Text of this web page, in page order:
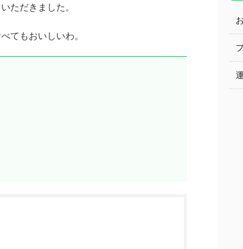
ただきました。
てもおいしいわ。